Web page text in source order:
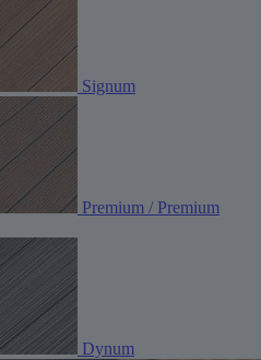
Signum
Premium / Premium
Dynum